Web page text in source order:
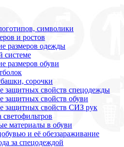
символики
и ростов
размеров одежды
системе
размеров обуви
сорочки
защитных свойств спецодежды
защитных свойств обуви
защитных свойств СИЗ рук
материалы в обуви
и её обеззараживание
за спецодеждой